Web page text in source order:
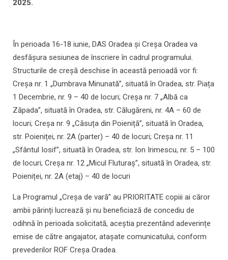
2025.
În perioada 16-18 iunie, DAS Oradea și Creșa Oradea va
desfășura sesiunea de înscriere în cadrul programului.
Structurile de creșă deschise în această perioadă vor fi:
Creșa nr. 1 „Dumbrava Minunată”, situată în Oradea, str. Piața
1 Decembrie, nr. 9 – 40 de locuri; Creșa nr. 7 „Albă ca
Zăpada”, situată în Oradea, str. Călugăreni, nr. 4A – 60 de
locuri; Creșa nr. 9 „Căsuța din Poieniță”, situată în Oradea,
str. Poieniței, nr. 2A (parter) – 40 de locuri; Creșa nr. 11
„Sfântul Iosif”, situată în Oradea, str. Ion Irimescu, nr. 5 – 100
de locuri; Creșa nr. 12 „Micul Fluturaș”, situată în Oradea, str.
Poieniței, nr. 2A (etaj) – 40 de locuri
La Programul „Creșa de vară” au PRIORITATE copiii ai căror
ambii părinți lucrează și nu beneficiază de concediu de
odihnă în perioada solicitată, aceștia prezentând adeverințe
emise de către angajator, atașate comunicatului, conform
prevederilor ROF Creșa Oradea.